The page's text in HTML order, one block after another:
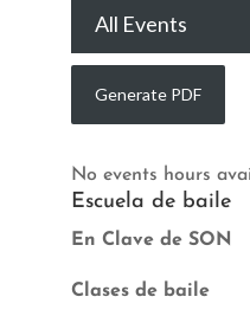
All Events
No events hours
Escuela de baile
En Clave de SON
Clases de baile